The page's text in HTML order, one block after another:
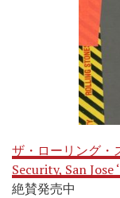
ザ・ローリング
Security, San Jose
絶賛発売中